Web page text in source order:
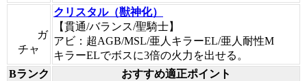
ガ
チャ
クリスタル（獣神化）
【貫通/バランス/聖騎士】
アビ：超AGB/MSL/亜人キラーEL/亜人耐性M
キラーELでボスに3倍の火力を出せる。
Bランク
おすすめ適正ポイント